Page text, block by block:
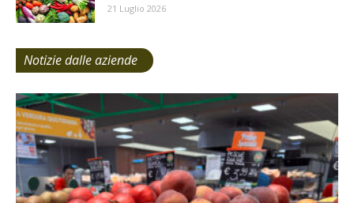
21 Luglio 2026
Notizie dalle aziende